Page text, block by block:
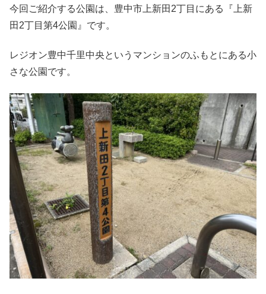
今回ご紹介する公園は、豊中市上新田2丁目にある『上新
田2丁目第4公園』です。
レジオン豊中千里中央というマンションのふもとにある小
さな公園です。